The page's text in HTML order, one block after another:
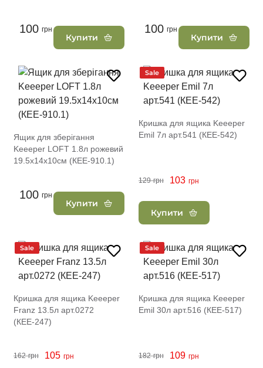
100 грн
Купити
100 грн
Купити
Ящик для зберігання
Keeeper LOFT 1.8л рожевий
19.5х14х10см (КЕЕ-910.1)
100 грн
Купити
Sale
Кришка для ящика Keeeper
Emil 7л арт.541 (КЕЕ-542)
129 грн 103 грн
Купити
Sale
Кришка для ящика Keeeper
Franz 13.5л арт.0272
(КЕЕ-247)
162 грн 105 грн
Sale
Кришка для ящика Keeeper
Emil 30л арт.516 (КЕЕ-517)
182 грн 109 грн